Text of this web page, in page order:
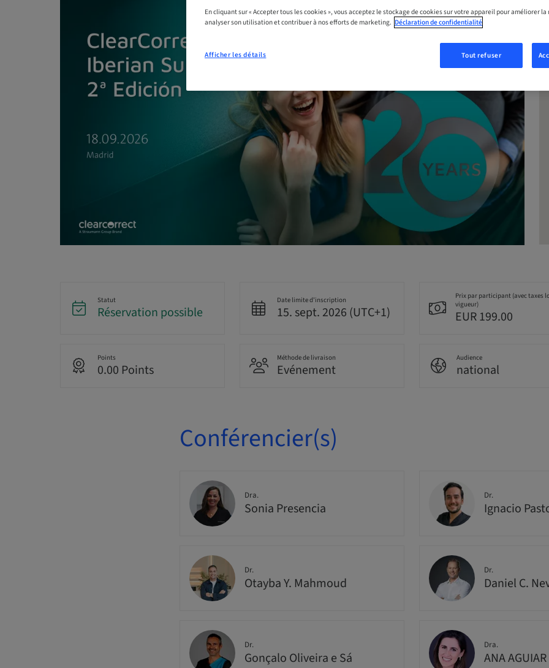
Statut
Réservation possible
Date limite d’inscription
15. sept. 2026 (UTC+1)
Prix par participant (avec taxes
vigueur)
EUR 199.00
Points
0.00 Points
Méthode de livraison
Evénement
Audience
national
Conférencier(s)
Dra.
Sonia Presencia
Dr.
Ignacio
Dr.
Otayba Y. Mahmoud
Dr.
Daniel C.
Dr.
Gonçalo Oliveira e Sá
Dra.
ANA AGUIAR
En cliquant sur « Accepter tous les cookies », vous acceptez le stockage de cookies sur votre appareil pour améliorer
analyser son utilisation et contribuer à nos efforts de marketing. Déclaration de confidentialité
Tout refuser
Afficher les détails